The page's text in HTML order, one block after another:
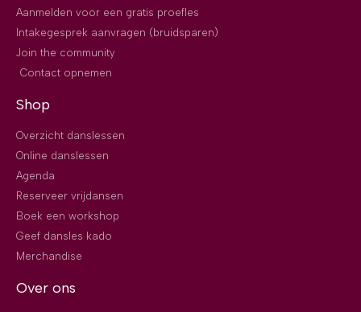
Aanmelden voor een gratis proefles
Intakegesprek aanvragen (bruidsparen)
Join the community
Contact opnemen
Shop
Overzicht danslessen
Online danslessen
Agenda
Reserveer vrijdansen
Boek een workshop
Geef dansles kado
Merchandise
Over ons